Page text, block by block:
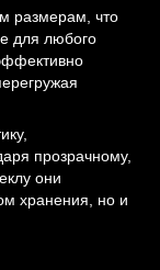
размерам, что
для любого
прозрачному,
они
хранения, но и